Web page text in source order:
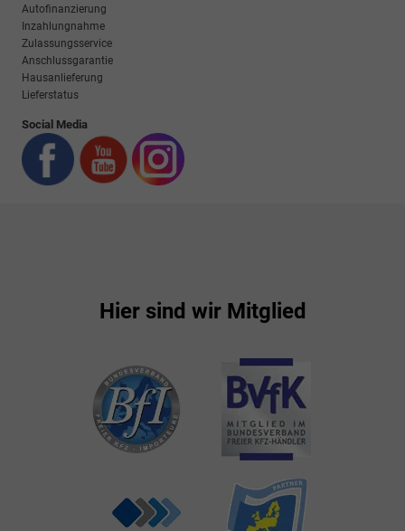
Autofinanzierung
Inzahlungnahme
Zulassungsservice
Anschlussgarantie
Hausanlieferung
Lieferstatus
Social Media
Hier sind wir Mitglied